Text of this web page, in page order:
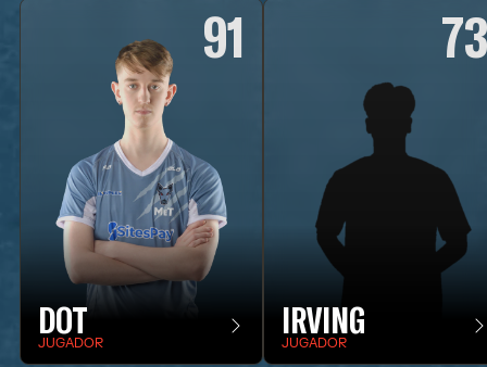
91
DOT
JUGADOR
73
IRVING
JUGADOR